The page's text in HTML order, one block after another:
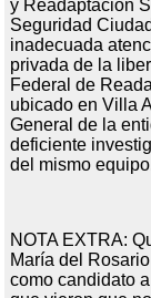
y Readaptación
Seguridad
inadecuada
privada de la
Federal de
ubicado en Villa
General de la
deficiente
del mismo
NOTA EXTRA:
María del
como candidato